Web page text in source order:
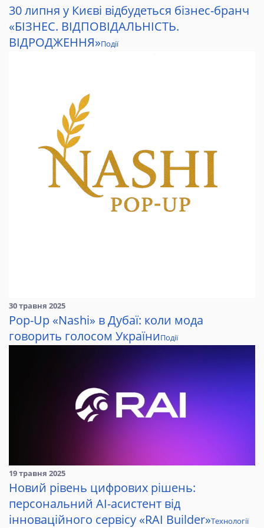
30 липня у Києві відбудеться бізнес-бранч
«БІЗНЕС. ВІДПОВІДАЛЬНІСТЬ.
ВІДРОДЖЕННЯ»Події
30 травня 2025
Pop-Up «Nashi» в Дубаї: коли мода
говорить голосом УкраїниПодії
19 травня 2025
Новий рівень цифрових рішень:
персональний AI-асистент від
інноваційного сервісу «RAI Builder»Технології